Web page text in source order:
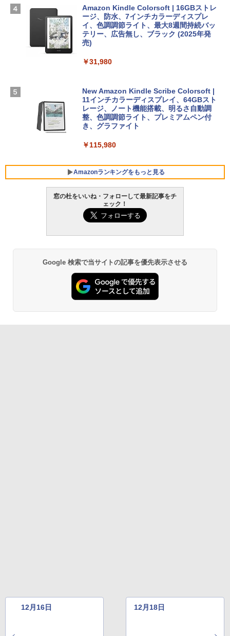
￥224,800
【Amazon.co.jp限定】 HP ノートパソコ
ン 15-fd 15.6インチ 16GBメモリ 512GB
FMV ノートパソコン WE1-K3 (MS 365 P
ersonal/Copilotキー搭載/Win 11/15.6型/
Core i5/16GB/SSD 512GB/ホワイト) FM
VWK3E15W_AZ
￥139,880
ラインコード版
￥3,200
ト): Java & Bedrock Edition | オンライ
￥3,600
￥99
FM TOWNS ハイパー・カタログ: 本体ハ
ェクトリストと最新エミュレータ紹介
Amazon Kindle Colorsoft | 16GBストレ
ージ、防水、7インチカラーディスプレ
イ、色調調節ライト、最大8週間持続バッ
テリー、広告無し、ブラック (2025年発
売)
￥31,980
New Amazon Kindle Scribe Colorsoft |
11インチカラーディスプレイ、64GBスト
レージ、ノート機能搭載、明るさ自動調
整、色調調節ライト、プレミアムペン付
き、グラファイト
￥115,980
Amazonランキングをもっと見る
窓の杜をいいね・フォローして最新記事をチ
ェック！
Google 検索で当サイトの記事を優先表示させる
12月16日 12月18日